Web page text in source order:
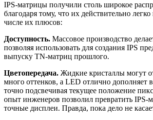
IPS-матрицы получили столь широкое
благодаря тому, что их действительно
числе их плюсов:
Доступность. Массовое производство
позволяя использовать для создания IPS
выпуску TN-матриц прошлого.
Цветопередача. Жидкие кристаллы могут
много оттенков, а LED отлично дополняет
точно подсвечивая текущее положение
опыт инженеров позволил превратить IPS-
точные дисплеи. Правда, пока дело не